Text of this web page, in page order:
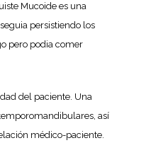
Mucoide es una
persistiendo los
pero podia comer
del paciente. Una
así
médico-paciente.